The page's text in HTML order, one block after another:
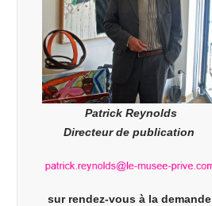
Patrick Reynolds
Directeur de publication
sur rendez-vous à la demande